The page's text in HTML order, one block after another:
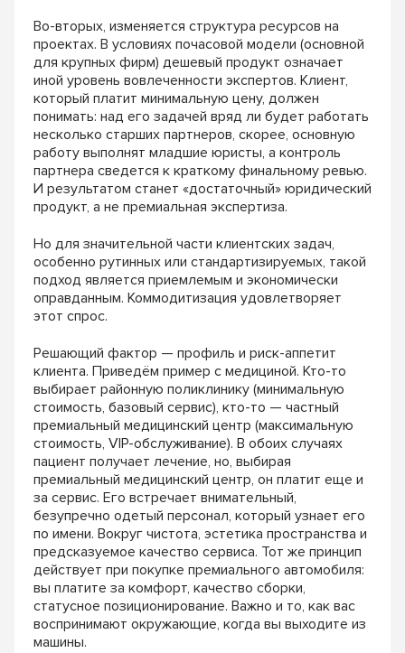
Во-вторых, изменяется структура ресурсов на
проектах. В условиях почасовой модели (основной
для крупных фирм) дешевый продукт означает
иной уровень вовлеченности экспертов. Клиент,
который платит минимальную цену, должен
понимать: над его задачей вряд ли будет работать
несколько старших партнеров, скорее, основную
работу выполнят младшие юристы, а контроль
партнера сведется к краткому финальному ревью.
И результатом станет «достаточный» юридический
продукт, а не премиальная экспертиза.
Но для значительной части клиентских задач,
особенно рутинных или стандартизируемых, такой
подход является приемлемым и экономически
оправданным. Коммодитизация удовлетворяет
этот спрос.
Решающий фактор — профиль и риск-аппетит
клиента. Приведём пример с медициной. Кто-то
выбирает районную поликлинику (минимальную
стоимость, базовый сервис), кто-то — частный
премиальный медицинский центр (максимальную
стоимость, VIP-обслуживание). В обоих случаях
пациент получает лечение, но, выбирая
премиальный медицинский центр, он платит еще и
за сервис. Его встречает внимательный,
безупречно одетый персонал, который узнает его
по имени. Вокруг чистота, эстетика пространства и
предсказуемое качество сервиса. Тот же принцип
действует при покупке премиального автомобиля:
вы платите за комфорт, качество сборки,
статусное позиционирование. Важно и то, как вас
воспринимают окружающие, когда вы выходите из
машины.